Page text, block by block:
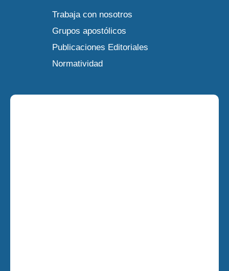
Trabaja con nosotros
Grupos apostólicos
Publicaciones Editoriales
Normatividad